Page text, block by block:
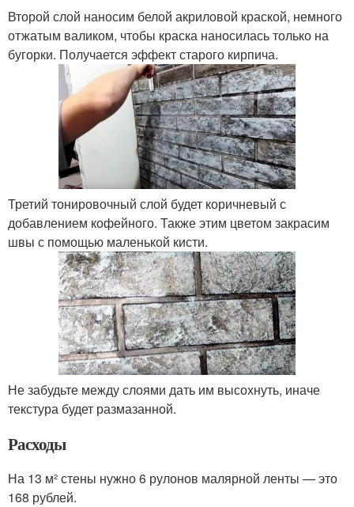
Второй слой наносим белой акриловой краской, немного
отжатым валиком, чтобы краска наносилась только на
бугорки. Получается эффект старого кирпича.
Третий тонировочный слой будет коричневый с
добавлением кофейного. Также этим цветом закрасим
швы с помощью маленькой кисти.
Не забудьте между слоями дать им высохнуть, иначе
текстура будет размазанной.
Расходы
На 13 м² стены нужно 6 рулонов малярной ленты — это
168 рублей.